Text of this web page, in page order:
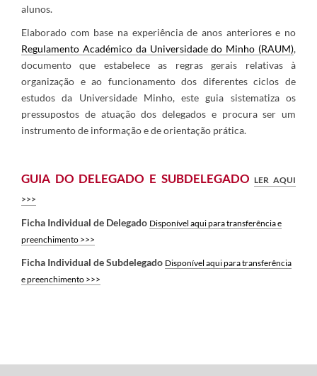
alunos.
Elaborado com base na experiência de anos anteriores e no
Regulamento Académico da Universidade do Minho (RAUM),
documento que estabelece as regras gerais relativas à
organização e ao funcionamento dos diferentes ciclos de
estudos da Universidade Minho, este guia sistematiza os
pressupostos de atuação dos delegados e procura ser um
instrumento de informação e de orientação prática.
GUIA DO DELEGADO E SUBDELEGADOLER AQUI
>>>
Ficha Individual de Delegado Disponível aqui para transferência e
preenchimento >>>
Ficha Individual de Subdelegado Disponível aqui para transferência
e preenchimento >>>